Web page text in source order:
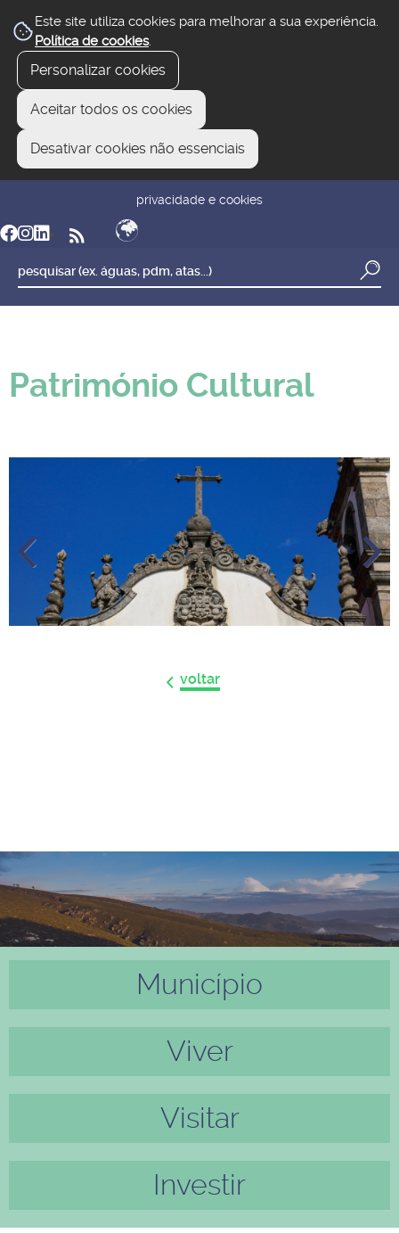
Este site utiliza cookies para melhorar a sua experiência.
Política de cookies.
Personalizar cookies
Aceitar todos os cookies
Desativar cookies não essenciais
privacidade e cookies
Património Cultural
Anteri
Próxi
mo
voltar
Município
Viver
Visitar
Investir